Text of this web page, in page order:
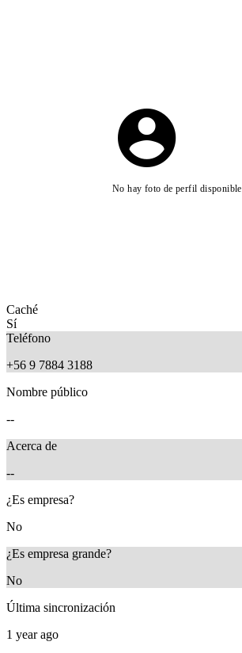
No hay foto de perfil disponible
Caché
Sí
Teléfono
+56 9 7884 3188
Nombre público
--
Acerca de
--
¿Es empresa?
No
¿Es empresa grande?
No
Última sincronización
1 year ago